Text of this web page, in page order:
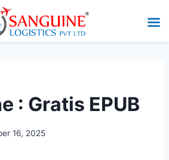
: Gratis EPUB
16, 2025